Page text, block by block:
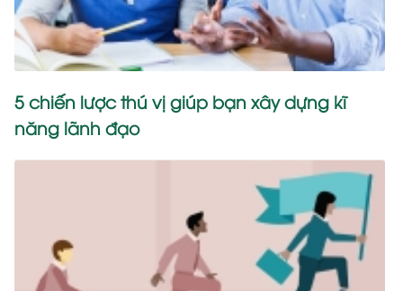
5 chiến lược thú vị giúp bạn xây dựng kĩ
năng lãnh đạo